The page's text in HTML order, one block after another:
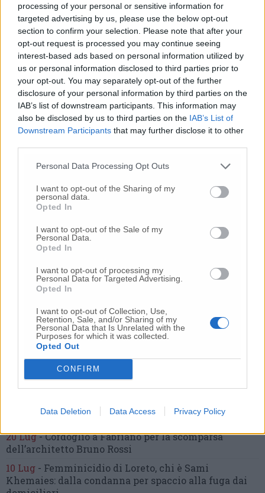
processing of your personal or sensitive information for
targeted advertising by us, please use the below opt-out
section to confirm your selection. Please note that after your
opt-out request is processed you may continue seeing
interest-based ads based on personal information utilized by
us or personal information disclosed to third parties prior to
your opt-out. You may separately opt-out of the further
disclosure of your personal information by third parties on the
IAB’s list of downstream participants. This information may
also be disclosed by us to third parties on the IAB’s List of
Downstream Participants that may further disclose it to other
Personal Data Processing Opt Outs
I want to opt-out of the Sharing of my
personal data.
Opted In
I want to opt-out of the Sale of my
Personal Data.
Opted In
I want to opt-out of processing my
Personal Data for Targeted Advertising.
Opted In
I want to opt-out of Collection, Use,
Retention, Sale, and/or Sharing of my
Personal Data that Is Unrelated with the
Purposes for which it was collected.
Opted Out
CONFIRM
Data Deletion Data Access Privacy Policy
Commenta
Commenta l'articolo
Gli articoli più letti
24 Lug -Bimbi costretti a colpirsi da solie lasciati al
buio:orrore all’asilo, arrestate due educatrici
10 Lug-Luigia Fortunato,l’ennesimo femminicidio:
prima la lite, poi la furia col coltello
-Femminicidio a Loreto.Donna uccisa a
(Foto-Video)
26 Lug-Scontro tra auto e moto a Numana:
24 Lug-Maltrattamenti all’asilo, parla il sindaco:
«Notifica arrivata in mattinata,
sono andati lì»
-Fermato col taser,muore in ospedale dopo un
-Tragedia a Marzocca,donna travolta e uccisa
da un treno(Foto)
10 Lug-«Le urla e il pianto di mia madre al telefono:
“L’ha uccisa. Corri. Prendi l’aereo”
morte di mia sorella»
Dà in escandescenze in spiaggia al Passetto.
Arrivano polizia ed Esercito
20 Lug-Cordoglio a Fabriano per la scomparsa
dell’architetto Bruno Rossi
10 Lug - Femminicidio di Loreto, chi è Sami
Khemaies: dalla condanna per spaccio alla fuga dai